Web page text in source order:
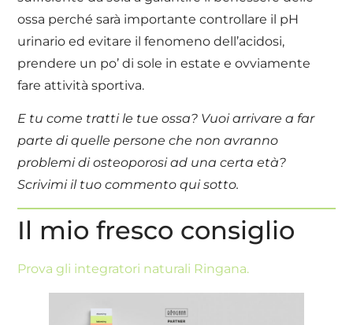
ossa perché sarà importante controllare il pH
urinario ed evitare il fenomeno dell’acidosi,
prendere un po’ di sole in estate e ovviamente
fare attività sportiva.
E tu come tratti le tue ossa? Vuoi arrivare a far
parte di quelle persone che non avranno
problemi di osteoporosi ad una certa età?
Scrivimi il tuo commento qui sotto.
Il mio fresco consiglio
Prova gli integratori naturali Ringana.